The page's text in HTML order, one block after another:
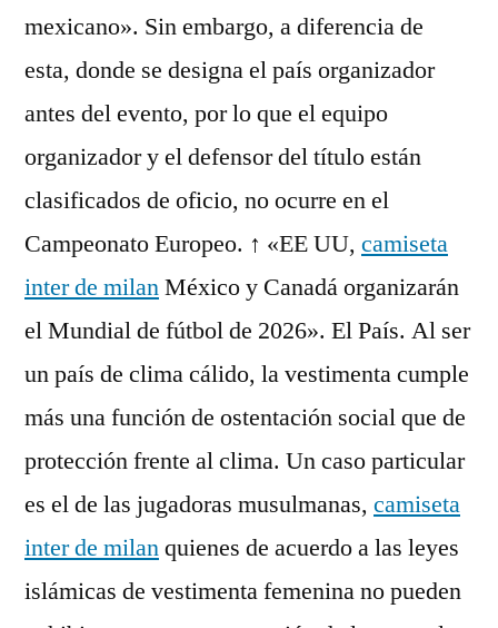
mexicano». Sin embargo, a diferencia de
esta, donde se designa el país organizador
antes del evento, por lo que el equipo
organizador y el defensor del título están
clasificados de oficio, no ocurre en el
Campeonato Europeo. ↑ «EE UU, camiseta
inter de milanMéxico y Canadá organizarán
el Mundial de fútbol de 2026». El País. Al ser
un país de clima cálido, la vestimenta cumple
más una función de ostentación social que de
protección frente al clima. Un caso particular
es el de las jugadoras musulmanas, camiseta
inter de milanquienes de acuerdo a las leyes
islámicas de vestimenta femenina no pueden